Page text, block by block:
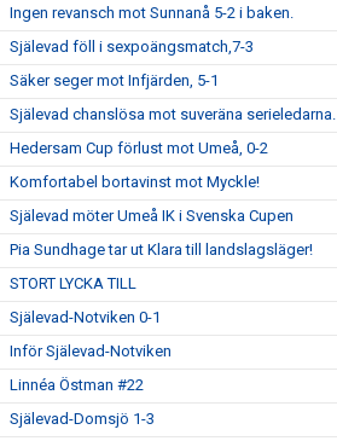
Ingen revansch mot Sunnanå 5-2 i baken.
Själevad föll i sexpoängsmatch,7-3
Säker seger mot Infjärden, 5-1
Själevad chanslösa mot suveräna serieledarna.
Hedersam Cup förlust mot Umeå, 0-2
Komfortabel bortavinst mot Myckle!
Själevad möter Umeå IK i Svenska Cupen
Pia Sundhage tar ut Klara till landslagsläger!
STORT LYCKA TILL
Själevad-Notviken 0-1
Inför Själevad-Notviken
Linnéa Östman #22
Själevad-Domsjö 1-3